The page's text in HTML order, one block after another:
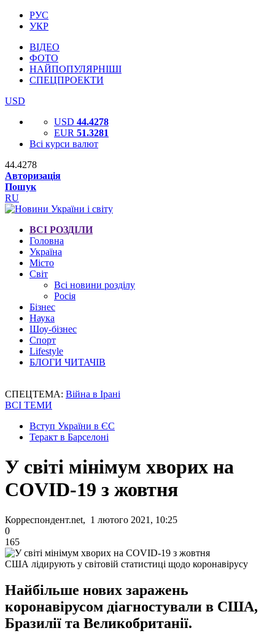
РУС
УКР
ВІДЕО
ФОТО
НАЙПОПУЛЯРНІШІ
СПЕЦПРОЕКТИ
USD
USD 44.4278
EUR 51.3281
Всі курси валют
44.4278
Авторизація
Пошук
RU
ВСІ РОЗДІЛИ
Головна
Україна
Місто
Світ
Всі новини розділу
Росія
Бізнес
Наука
Шоу-бізнес
Спорт
Lifestyle
БЛОГИ ЧИТАЧІВ
СПЕЦТЕМА: Війна в Ірані
ВСІ ТЕМИ
Вступ України в ЄС
Теракт в Барселоні
У світі мінімум хворих на
COVID-19 з жовтня
Корреспондент.net, 1 лютого 2021, 10:25
0
165
США лідирують у світовій статистиці щодо коронавірусу
Найбільше нових заражень
коронавірусом діагностували в США,
Бразилії та Великобританії.